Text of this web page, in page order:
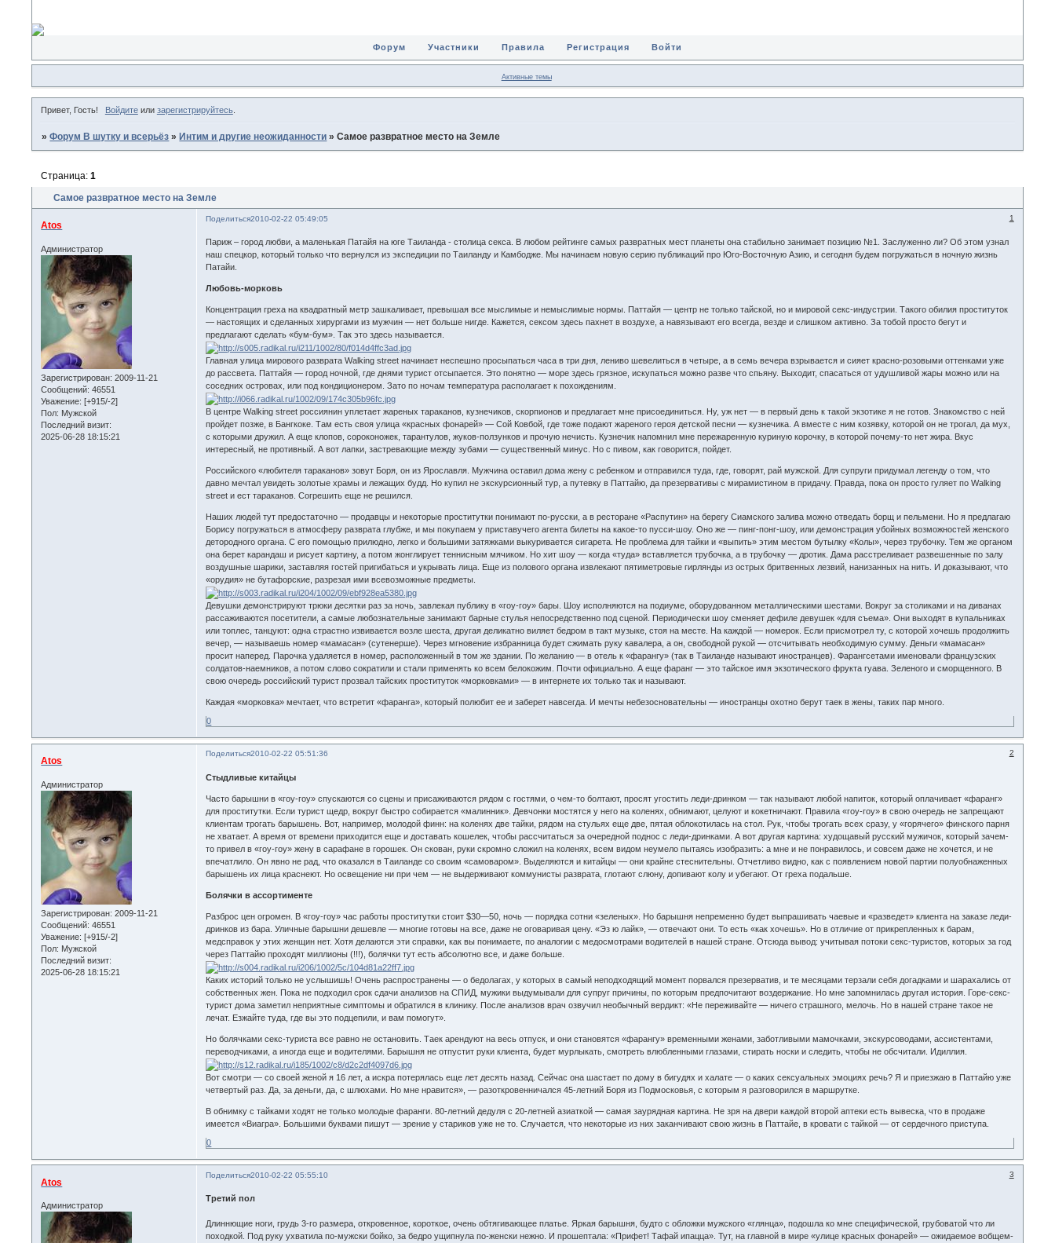
Форум Участники Правила Регистрация Войти
Активные темы
Привет, Гость! Войдитеили зарегистрируйтесь.
»Форум В шутку и всерьёз » Интим и другие неожиданности »Самое развратное место на Земле
Самое развратное место на Земле
Страница:1
Поделиться 1
2010-02-22 05:49:05
Atos
Администратор
Зарегистрирован: 2009-11-21
Сообщений: 46551
Уважение: [+915/-2]
Пол: Мужской
Последний визит:
2025-06-28 18:15:21
Париж – город любви, а маленькая Патайя на юге Таиланда - столица секса. В любом рейтинге самых развратных мест планеты она стабильно занимает позицию №1. Заслуженно ли? Об этом узнал
наш спецкор, который только что вернулся из экспедиции по Таиланду и Камбодже. Мы начинаем новую серию публикаций про Юго-Восточную Азию, и сегодня будем погружаться в ночную жизнь
Патайи.
Любовь-морковь
Концентрация греха на квадратный метр зашкаливает, превышая все мыслимые и немыслимые нормы. Паттайя — центр не только тайской, но и мировой секс-индустрии. Такого обилия проституток
— настоящих и сделанных хирургами из мужчин — нет больше нигде. Кажется, сексом здесь пахнет в воздухе, а навязывают его всегда, везде и слишком активно. За тобой просто бегут и
предлагают сделать «бум-бум». Так это здесь называется.
Главная улица мирового разврата Walking street начинает неспешно просыпаться часа в три дня, лениво шевелиться в четыре, а в семь вечера взрывается и сияет красно-розовыми оттенками уже
до рассвета. Паттайя — город ночной, где днями турист отсыпается. Это понятно — море здесь грязное, искупаться можно разве что спьяну. Выходит, спасаться от удушливой жары можно или на
соседних островах, или под кондиционером. Зато по ночам температура располагает к похождениям.
В центре Walking street россиянин уплетает жареных тараканов, кузнечиков, скорпионов и предлагает мне присоединиться. Ну, уж нет — в первый день к такой экзотике я не готов. Знакомство с ней
пройдет позже, в Бангкоке. Там есть своя улица «красных фонарей» — Сой Ковбой, где тоже подают жареного героя детской песни — кузнечика. А вместе с ним козявку, которой он не трогал, да мух,
с которыми дружил. А еще клопов, сороконожек, тарантулов, жуков-ползунков и прочую нечисть. Кузнечик напомнил мне пережаренную куриную корочку, в которой почему-то нет жира. Вкус
интересный, не противный. А вот лапки, застревающие между зубами — существенный минус. Но с пивом, как говорится, пойдет.
Российского «любителя тараканов» зовут Боря, он из Ярославля. Мужчина оставил дома жену с ребенком и отправился туда, где, говорят, рай мужской. Для супруги придумал легенду о том, что
давно мечтал увидеть золотые храмы и лежащих будд. Но купил не экскурсионный тур, а путевку в Паттайю, да презервативы с мирамистином в придачу. Правда, пока он просто гуляет по Walking
street и ест тараканов. Согрешить еще не решился.
Наших людей тут предостаточно — продавцы и некоторые проститутки понимают по-русски, а в ресторане «Распутин» на берегу Сиамского залива можно отведать борщ и пельмени. Но я предлагаю
Борису погружаться в атмосферу разврата глубже, и мы покупаем у приставучего агента билеты на какое-то пусси-шоу. Оно же — пинг-понг-шоу, или демонстрация убойных возможностей женского
детородного органа. С его помощью прилюдно, легко и большими затяжками выкуривается сигарета. Не проблема для тайки и «выпить» этим местом бутылку «Колы», через трубочку. Тем же органом
она берет карандаш и рисует картину, а потом жонглирует теннисным мячиком. Но хит шоу — когда «туда» вставляется трубочка, а в трубочку — дротик. Дама расстреливает развешенные по залу
воздушные шарики, заставляя гостей пригибаться и укрывать лица. Еще из полового органа извлекают пятиметровые гирлянды из острых бритвенных лезвий, нанизанных на нить. И доказывают, что
«орудия» не бутафорские, разрезая ими всевозможные предметы.
Девушки демонстрируют трюки десятки раз за ночь, завлекая публику в «гоу-гоу» бары. Шоу исполняются на подиуме, оборудованном металлическими шестами. Вокруг за столиками и на диванах
рассаживаются посетители, а самые любознательные занимают барные стулья непосредственно под сценой. Периодически шоу сменяет дефиле девушек «для съема». Они выходят в купальниках
или топлес, танцуют: одна страстно извивается возле шеста, другая деликатно виляет бедром в такт музыке, стоя на месте. На каждой — номерок. Если присмотрел ту, с которой хочешь продолжить
вечер, — называешь номер «мамасан» (сутенерше). Через мгновение избранница будет сжимать руку кавалера, а он, свободной рукой — отсчитывать необходимую сумму. Деньги «мамасан»
просит наперед. Парочка удаляется в номер, расположенный в том же здании. По желанию — в отель к «фарангу» (так в Таиланде называют иностранцев). Фарангсетами именовали французских
солдатов-наемников, а потом слово сократили и стали применять ко всем белокожим. Почти официально. А еще фаранг — это тайское имя экзотического фрукта гуава. Зеленого и сморщенного. В
свою очередь российский турист прозвал тайских проституток «морковками» — в интернете их только так и называют.
Каждая «морковка» мечтает, что встретит «фаранга», который полюбит ее и заберет навсегда. И мечты небезосновательны — иностранцы охотно берут таек в жены, таких пар много.
0
Поделиться 2
2010-02-22 05:51:36
Atos
Администратор
Зарегистрирован: 2009-11-21
Сообщений: 46551
Уважение: [+915/-2]
Пол: Мужской
Последний визит:
2025-06-28 18:15:21
Стыдливые китайцы
Часто барышни в «гоу-гоу» спускаются со сцены и присаживаются рядом с гостями, о чем-то болтают, просят угостить леди-дринком — так называют любой напиток, который оплачивает «фаранг»
для проститутки. Если турист щедр, вокруг быстро собирается «малинник». Девчонки мостятся у него на коленях, обнимают, целуют и кокетничают. Правила «гоу-гоу» в свою очередь не запрещают
клиентам трогать барышень. Вот, например, молодой финн: на коленях две тайки, рядом на стульях еще две, пятая облокотилась на стол. Рук, чтобы трогать всех сразу, у «горячего» финского парня
не хватает. А время от времени приходится еще и доставать кошелек, чтобы рассчитаться за очередной поднос с леди-дринками. А вот другая картина: худощавый русский мужичок, который зачем-
то привел в «гоу-гоу» жену в сарафане в горошек. Он скован, руки скромно сложил на коленях, всем видом неумело пытаясь изобразить: а мне и не понравилось, и совсем даже не хочется, и не
впечатлило. Он явно не рад, что оказался в Таиланде со своим «самоваром». Выделяются и китайцы — они крайне стеснительны. Отчетливо видно, как с появлением новой партии полуобнаженных
барышень их лица краснеют. Но освещение ни при чем — не выдерживают коммунисты разврата, глотают слюну, допивают колу и убегают. От греха подальше.
Болячки в ассортименте
Разброс цен огромен. В «гоу-гоу» час работы проститутки стоит $30—50, ночь — порядка сотни «зеленых». Но барышня непременно будет выпрашивать чаевые и «разведет» клиента на заказе леди-
дринков из бара. Уличные барышни дешевле — многие готовы на все, даже не оговаривая цену. «Эз ю лайк», — отвечают они. То есть «как хочешь». Но в отличие от прикрепленных к барам,
медсправок у этих женщин нет. Хотя делаются эти справки, как вы понимаете, по аналогии с медосмотрами водителей в нашей стране. Отсюда вывод: учитывая потоки секс-туристов, которых за год
через Паттайю проходят миллионы (!!!), болячки тут есть абсолютно все, и даже больше.
Каких историй только не услышишь! Очень распространены — о бедолагах, у которых в самый неподходящий момент порвался презерватив, и те месяцами терзали себя догадками и шарахались от
собственных жен. Пока не подходил срок сдачи анализов на СПИД, мужики выдумывали для супруг причины, по которым предпочитают воздержание. Но мне запомнилась другая история. Горе-секс-
турист дома заметил неприятные симптомы и обратился в клинику. После анализов врач озвучил необычный вердикт: «Не переживайте — ничего страшного, мелочь. Но в нашей стране такое не
лечат. Езжайте туда, где вы это подцепили, и вам помогут».
Но болячками секс-туриста все равно не остановить. Таек арендуют на весь отпуск, и они становятся «фарангу» временными женами, заботливыми мамочками, экскурсоводами, ассистентами,
переводчиками, а иногда еще и водителями. Барышня не отпустит руки клиента, будет мурлыкать, смотреть влюбленными глазами, стирать носки и следить, чтобы не обсчитали. Идиллия.
Вот смотри — со своей женой я 16 лет, а искра потерялась еще лет десять назад. Сейчас она шастает по дому в бигудях и халате — о каких сексуальных эмоциях речь? Я и приезжаю в Паттайю уже
четвертый раз. Да, за деньги, да, с шлюхами. Но мне нравится», — разоткровенничался 45-летний Боря из Подмосковья, с которым я разговорился в маршрутке.
В обнимку с тайками ходят не только молодые фаранги. 80-летний дедуля с 20-летней азиаткой — самая заурядная картина. Не зря на двери каждой второй аптеки есть вывеска, что в продаже
имеется «Виагра». Большими буквами пишут — зрение у стариков уже не то. Случается, что некоторые из них заканчивают свою жизнь в Паттайе, в кровати с тайкой — от сердечного приступа.
0
Поделиться 3
2010-02-22 05:55:10
Atos
Администратор
Третий пол
Длиннющие ноги, грудь 3-го размера, откровенное, короткое, очень обтягивающее платье. Яркая барышня, будто с обложки мужского «глянца», подошла ко мне специфической, грубоватой что ли
походкой. Под руку ухватила по-мужски бойко, за бедро ущипнула по-женски нежно. И прошептала: «Прифет! Тафай ипацца». Тут, на главной в мире «улице красных фонарей» — ожидаемое вобщем-